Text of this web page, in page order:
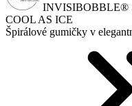
INVISIBOBBLE®
COOL AS ICE
Špirálové gumičky v